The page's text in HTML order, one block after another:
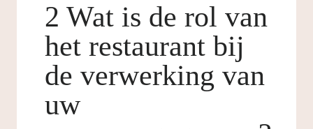
2 Wat is de rol van
het restaurant bij
de verwerking van
uw